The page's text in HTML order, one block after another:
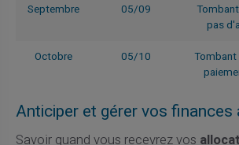
Septembre
05/09
pas
Octobre
05/10
Tombant
Anticiper et gérer vos finances
Savoir quand vous recevrez vos